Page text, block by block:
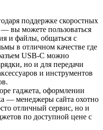
поддержке скоростных
вы можете пользоваться
и файлы, общаться с
в отличном качестве где
USB-C можно
но и для передачи
и инструментов
гаджета, оформлении
— менеджеры сайта охотно
отличный сервис, но и
по доступной цене с